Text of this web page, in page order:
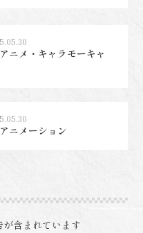
ニメ・キャラモーキャ
ニメーション
含まれています